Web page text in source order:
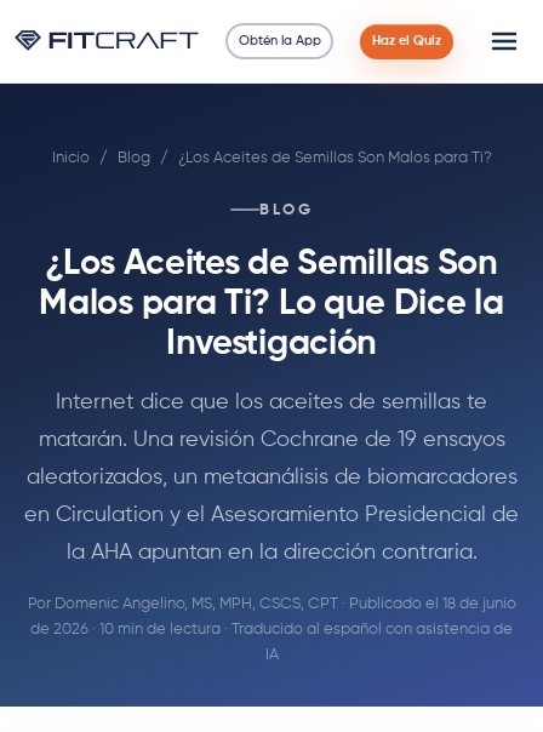
Obtén la App Haz el Quiz
Guías
90 Días
Inicio / Blog / ¿Los Aceites de Semillas Son Malos para Ti?
BLOG
¿Los Aceites de Semillas Son
Malos para Ti? Lo que Dice la
Investigación
Internet dice que los aceites de semillas te
matarán. Una revisión Cochrane de 19 ensayos
aleatorizados, un metaanálisis de biomarcadores
en Circulation y el Asesoramiento Presidencial de
la AHA apuntan en la dirección contraria.
Por Domenic Angelino, MS, MPH, CSCS, CPT· Publicado el 18 de junio
de 2026 · 10 min de lectura · Traducido al español con asistencia de
IA